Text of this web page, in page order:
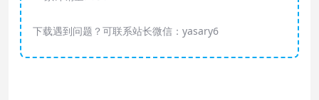
下载遇到问题？可联系站长微信：yasary6